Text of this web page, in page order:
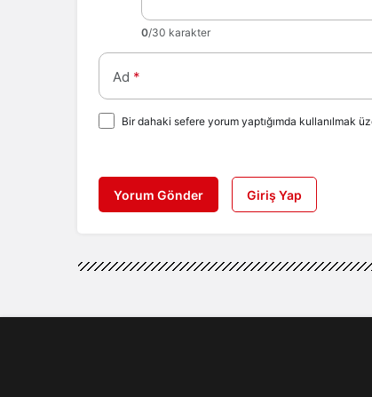
0/30 karakter
Ad *
Bir dahaki sefere yorum yaptığımda kullanılmak
Yorum Gönder Giriş Yap